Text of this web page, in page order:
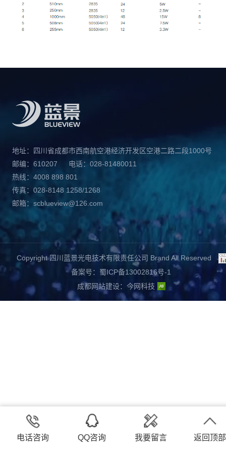
地址：四川省成都市西南航空港经济开发区空港二路二段1000号
邮编：610207
电话：028-81480011
热线：4008 898 801
传真：028-8148 1258/1268
邮箱：scblueview@126.com
Copyright 四川蓝景光电技术有限责任公司 Brand All Reserved
备案号：蜀ICP备13002816号-1
成都网站建设： 今网科技
电话咨询 QQ咨询 我要留言 返回顶部